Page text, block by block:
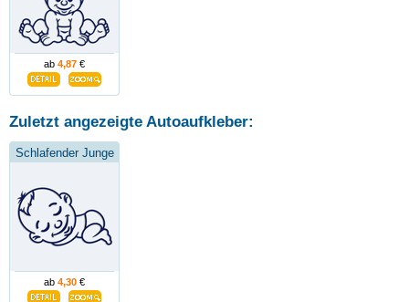
ab 4,87 €
Zuletzt angezeigte Autoaufkleber:
Schlafender Junge
ab 4,30 €